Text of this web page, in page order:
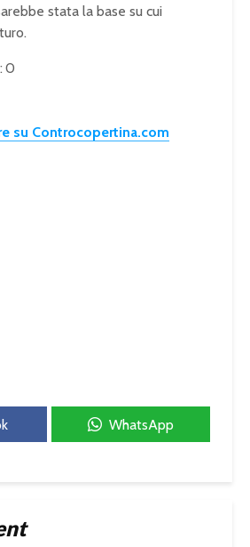
stata la base su cui
0
su Controcopertina.com
WhatsApp